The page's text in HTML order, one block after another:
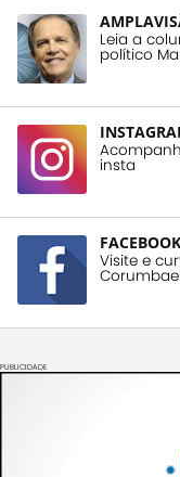
Leia a
político
insta
FACEBOOK
Visite e
PUBLICIDADE